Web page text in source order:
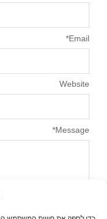
Message
*
Email
*
Website